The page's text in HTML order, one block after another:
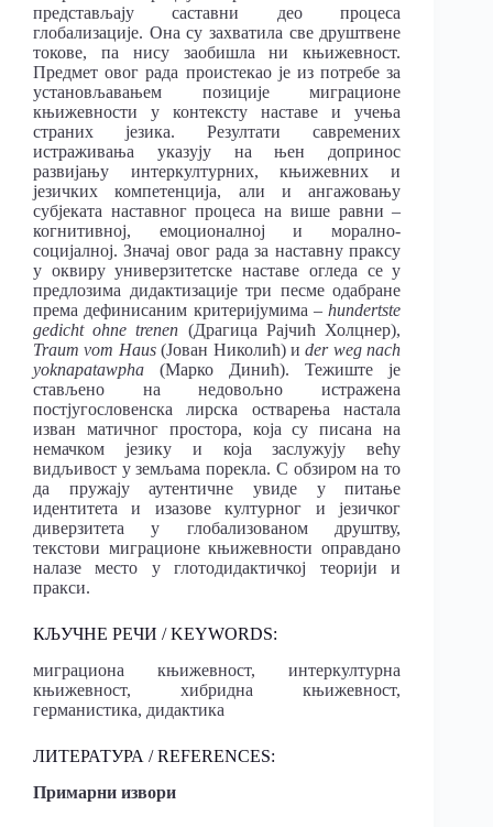
представљају саставни део процеса
глобализације. Она су захватила све друштвене
токове, па нису заобишла ни књижевност.
Предмет овог рада проистекао је из потребе за
установљавањем позиције миграционе
књижевности у контексту наставе и учења
страних језика. Резултати савремених
истраживања указују на њен допринос
развијању интеркултурних, књижевних и
језичких компетенција, али и ангажовању
субјеката наставног процеса на више равни –
когнитивној, емоционалној и морално-
социјалној. Значај овог рада за наставну праксу
у оквиру универзитетске наставе огледа се у
предлозима дидактизације три песме одабране
према дефинисаним критеријумима –hundertste
gedicht ohne trenen (Драгица Рајчић Холцнер),
Traum vom Haus(Јован Николић) иder weg nach
yoknapatawpha(Марко Динић). Тежиште је
стављено на недовољно истражена
постјугословенска лирска остварења настала
изван матичног простора, која су писана на
немачком језику и која заслужују већу
видљивост у земљама порекла. С обзиром на то
да пружају аутентичне увиде у питање
идентитета и изазове културног и језичког
диверзитета у глобализованом друштву,
текстови миграционе књижевности оправдано
налазе место у глотодидактичкој теорији и
пракси.
КЉУЧНЕ РЕЧИ / KEYWORDS:
миграциона књижевност, интеркултурна
књижевност, хибридна књижевност,
германистика, дидактика
ЛИТЕРАТУРА / REFERENCES:
Примарни извори